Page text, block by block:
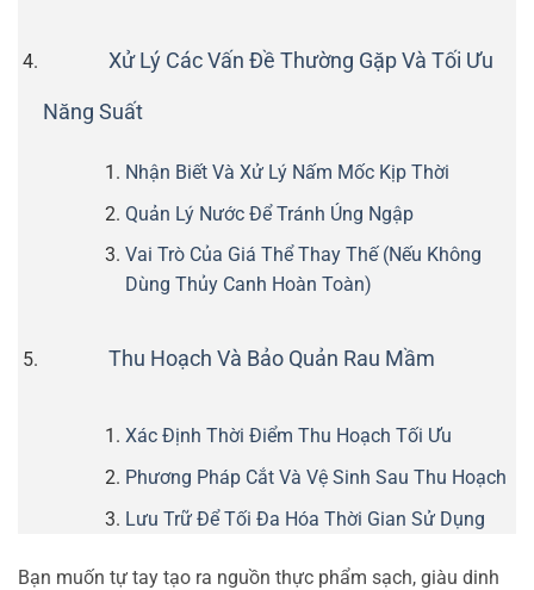
Xử Lý Các Vấn Đề Thường Gặp Và Tối Ưu
Năng Suất
Nhận Biết Và Xử Lý Nấm Mốc Kịp Thời
Quản Lý Nước Để Tránh Úng Ngập
Vai Trò Của Giá Thể Thay Thế (Nếu Không
Dùng Thủy Canh Hoàn Toàn)
Thu Hoạch Và Bảo Quản Rau Mầm
Xác Định Thời Điểm Thu Hoạch Tối Ưu
Phương Pháp Cắt Và Vệ Sinh Sau Thu Hoạch
Lưu Trữ Để Tối Đa Hóa Thời Gian Sử Dụng
Bạn muốn tự tay tạo ra nguồn thực phẩm sạch, giàu dinh